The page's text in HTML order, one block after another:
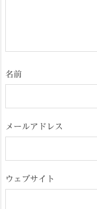
名前
メールアドレス
ウェブサイト